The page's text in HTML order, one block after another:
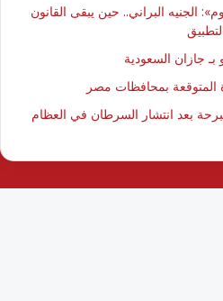
العشيري تكتب لـ « 30 يوم»: الجنيه البراني.. حين يبقى القانون
جازان السعودية
بمحافظات مصر
بعد انتشار السرطان في العظام